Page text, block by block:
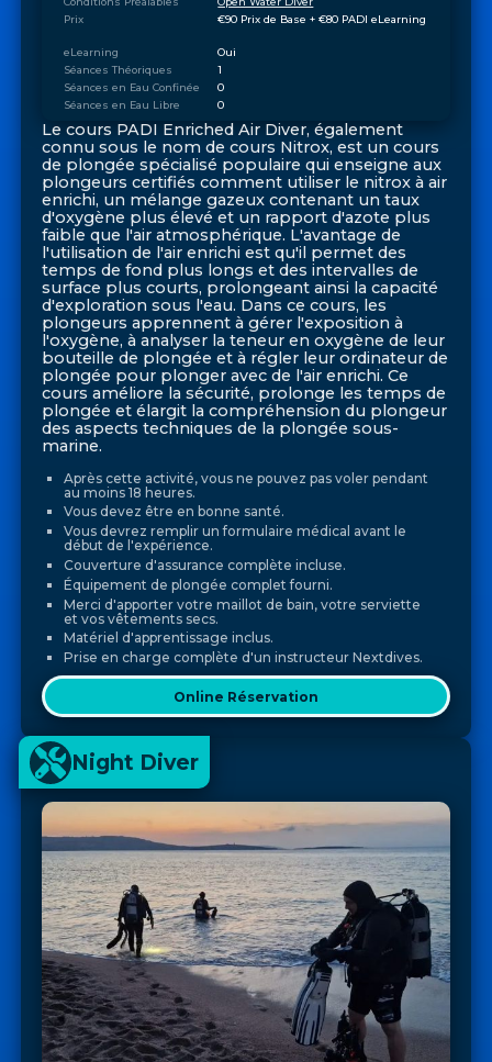
Prix
€90 Prix de Base + €80 PADI eLearning
eLearning
Oui
Séances Théoriques
1
Séances en Eau Confinée
0
Séances en Eau Libre
0
Le cours PADI Enriched Air Diver, également
connu sous le nom de cours Nitrox, est un cours
de plongée spécialisé populaire qui enseigne aux
plongeurs certifiés comment utiliser le nitrox à air
enrichi, un mélange gazeux contenant un taux
d'oxygène plus élevé et un rapport d'azote plus
faible que l'air atmosphérique. L'avantage de
l'utilisation de l'air enrichi est qu'il permet des
temps de fond plus longs et des intervalles de
surface plus courts, prolongeant ainsi la capacité
d'exploration sous l'eau. Dans ce cours, les
plongeurs apprennent à gérer l'exposition à
l'oxygène, à analyser la teneur en oxygène de leur
bouteille de plongée et à régler leur ordinateur de
plongée pour plonger avec de l'air enrichi. Ce
cours améliore la sécurité, prolonge les temps de
plongée et élargit la compréhension du plongeur
des aspects techniques de la plongée sous-
marine.
Après cette activité, vous ne pouvez pas voler pendant
au moins 18 heures.
Vous devez être en bonne santé.
Vous devrez remplir un formulaire médical avant le
début de l'expérience.
Couverture d'assurance complète incluse.
Équipement de plongée complet fourni.
Merci d'apporter votre maillot de bain, votre serviette
et vos vêtements secs.
Matériel d'apprentissage inclus.
Prise en charge complète d'un instructeur Nextdives.
Online Réservation
Night Diver